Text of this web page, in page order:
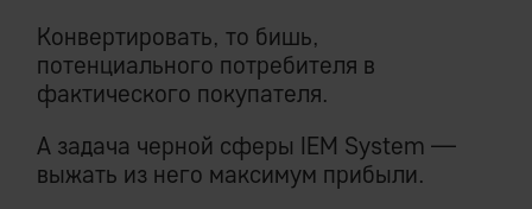
Конвертировать, то бишь,
потенциального потребителя в
фактического покупателя.
А задача черной сферы IEM System —
выжать из него максимум прибыли.